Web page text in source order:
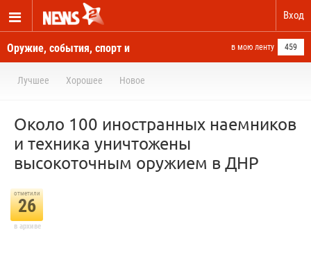
Вход
Оружие, события, спорт и
новости отовсюду
в мою ленту 459
Лучшее Хорошее Новое
Около 100 иностранных наемников
и техника уничтожены
высокоточным оружием в ДНР
отметили
26
в архиве